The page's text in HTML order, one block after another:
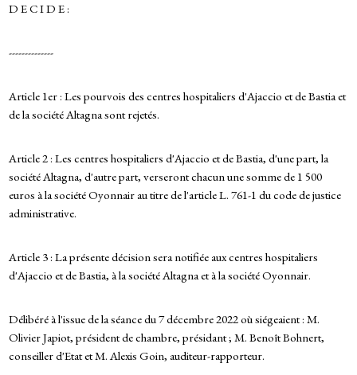
D E C I D E :
--------------
Article 1er : Les pourvois des centres hospitaliers d'Ajaccio et de Bastia et
de la société Altagna sont rejetés.
Article 2 : Les centres hospitaliers d'Ajaccio et de Bastia, d'une part, la
société Altagna, d'autre part, verseront chacun une somme de 1 500
euros à la société Oyonnair au titre de l'article L. 761-1 du code de justice
administrative.
Article 3 : La présente décision sera notifiée aux centres hospitaliers
d'Ajaccio et de Bastia, à la société Altagna et à la société Oyonnair.
Délibéré à l'issue de la séance du 7 décembre 2022 où siégeaient : M.
Olivier Japiot, président de chambre, présidant ; M. Benoît Bohnert,
conseiller d'Etat et M. Alexis Goin, auditeur-rapporteur.